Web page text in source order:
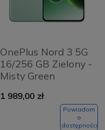
OnePlus Nord 3 5G
16/256 GB Zielony -
Misty Green
1 989,00 zł
Powiadom
o
dostępności